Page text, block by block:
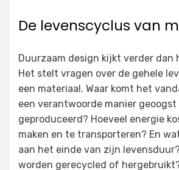
De levenscyclus van
Duurzaam design kijkt verder dan
Het stelt vragen over de gehele
een materiaal. Waar komt het
een verantwoorde manier
geproduceerd? Hoeveel energie
maken en te transporteren? En
aan het einde van zijn
worden gerecycled of